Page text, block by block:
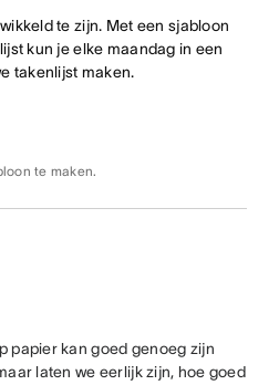
te zijn. Met een sjabloon
kun je elke maandag in een
takenlijst maken.
te maken.
papier kan goed genoeg zijn
laten we eerlijk zijn, hoe goed